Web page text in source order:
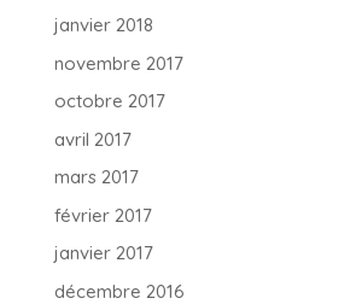
janvier 2018
novembre 2017
octobre 2017
avril 2017
mars 2017
février 2017
janvier 2017
décembre 2016